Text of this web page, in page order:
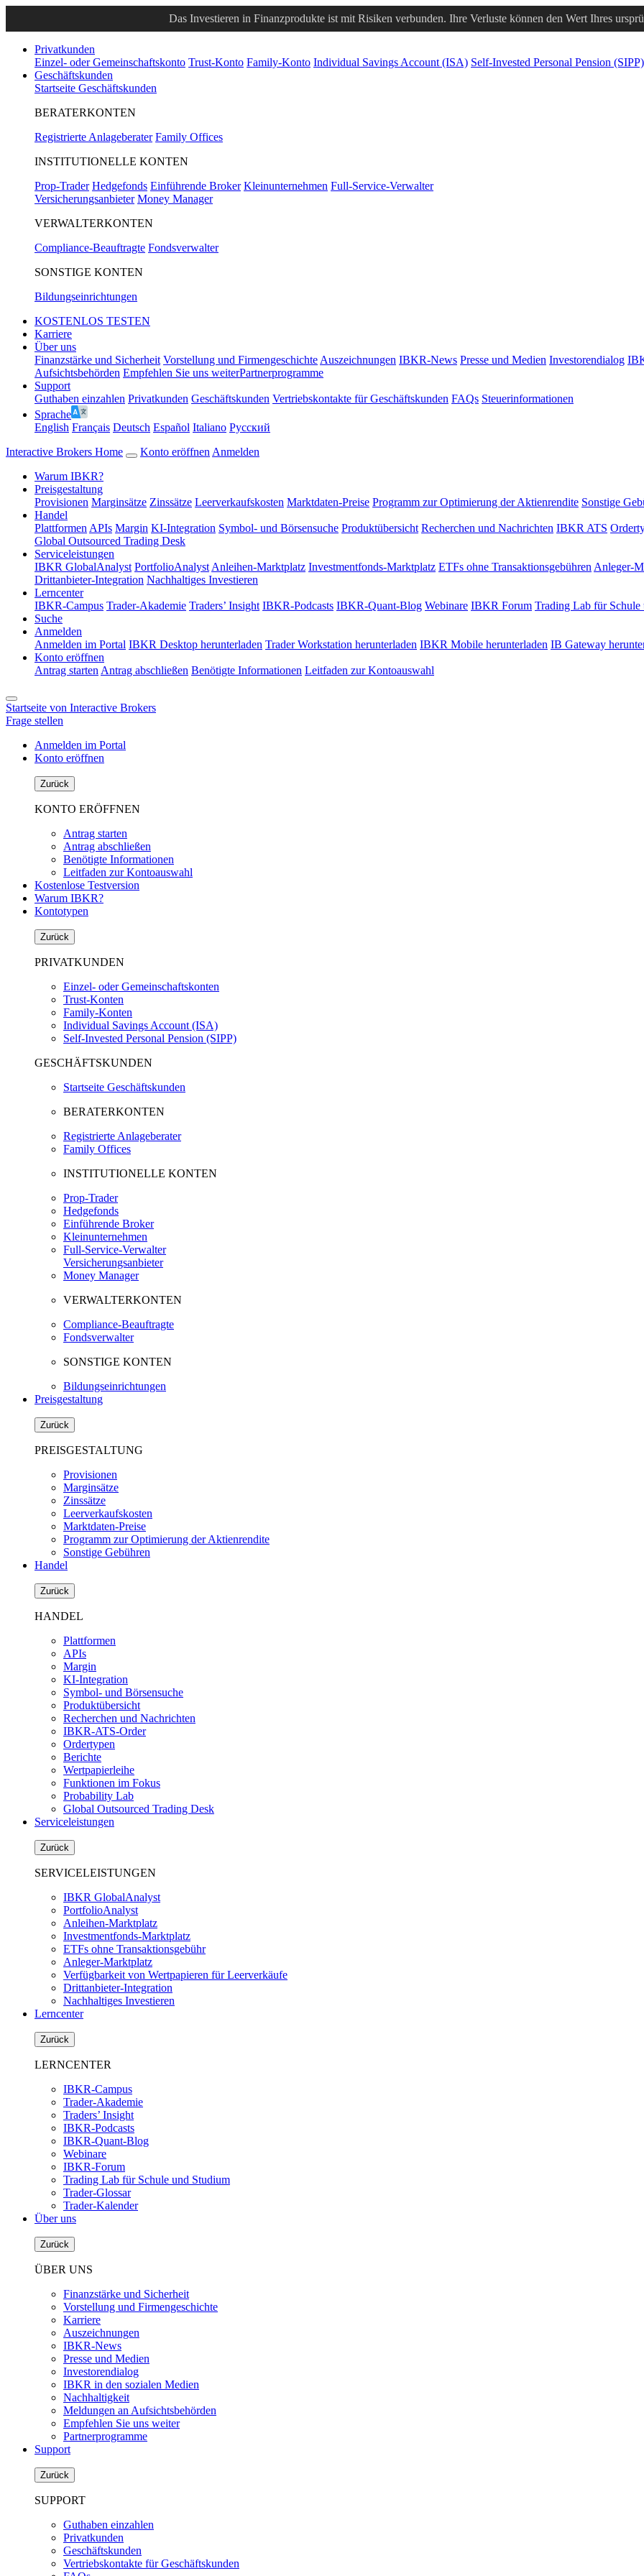
Das Investieren in Finanzprodukte ist mit Risiken verbunden. Ihre Verluste können den Wert Ihres
Privatkunden
Einzel- oder Gemeinschaftskonto Trust-Konto Family-Konto Individual Savings Account (ISA) Self-Invested Personal Pension (SIPP)
Geschäftskunden
Startseite Geschäftskunden
BERATERKONTEN
Registrierte Anlageberater Family Offices
INSTITUTIONELLE KONTEN
Prop-Trader Hedgefonds Einführende Broker Kleinunternehmen Full-Service-Verwalter
Versicherungsanbieter Money Manager
VERWALTERKONTEN
Compliance-Beauftragte Fondsverwalter
SONSTIGE KONTEN
Bildungseinrichtungen
KOSTENLOS TESTEN
Karriere
Über uns
Finanzstärke und Sicherheit Vorstellung und Firmengeschichte Auszeichnungen IBKR-News Presse und Medien Investorendialog
Aufsichtsbehörden Empfehlen Sie uns weiterPartnerprogramme
Support
Guthaben einzahlen Privatkunden Geschäftskunden Vertriebskontakte für Geschäftskunden FAQs Steuerinformationen
Sprache
English Français Deutsch Español Italiano Pусский
Interactive Brokers Home
Konto eröffnen Anmelden
Warum IBKR?
Preisgestaltung
Provisionen Marginsätze Zinssätze Leerverkaufskosten Marktdaten-Preise Programm zur Optimierung der Aktienrendite Sonstige
Handel
Plattformen APIs Margin KI-Integration Symbol- und Börsensuche Produktübersicht Recherchen und Nachrichten IBKR ATS
Global Outsourced Trading Desk
Serviceleistungen
IBKR GlobalAnalyst PortfolioAnalyst Anleihen-Marktplatz Investmentfonds-Marktplatz ETFs ohne Transaktionsgebühren Anleger-
Drittanbieter-Integration Nachhaltiges Investieren
Lerncenter
IBKR-Campus Trader-Akademie Traders’ Insight IBKR-Podcasts IBKR-Quant-Blog Webinare IBKR Forum Trading Lab für Schule
Suche
Anmelden
Anmelden im Portal IBKR Desktop herunterladen Trader Workstation herunterladen IBKR Mobile herunterladen IB Gateway
Konto eröffnen
Antrag starten Antrag abschließen Benötigte Informationen Leitfaden zur Kontoauswahl
Startseite von Interactive Brokers
Frage stellen
Anmelden im Portal
Konto eröffnen
Zurück
KONTO ERÖFFNEN
Antrag starten
Antrag abschließen
Benötigte Informationen
Leitfaden zur Kontoauswahl
Kostenlose Testversion
Warum IBKR?
Kontotypen
Zurück
PRIVATKUNDEN
Einzel- oder Gemeinschaftskonten
Trust-Konten
Family-Konten
Individual Savings Account (ISA)
Self-Invested Personal Pension (SIPP)
GESCHÄFTSKUNDEN
Startseite Geschäftskunden
BERATERKONTEN
Registrierte Anlageberater
Family Offices
INSTITUTIONELLE KONTEN
Prop-Trader
Hedgefonds
Einführende Broker
Kleinunternehmen
Full-Service-Verwalter
Versicherungsanbieter
Money Manager
VERWALTERKONTEN
Compliance-Beauftragte
Fondsverwalter
SONSTIGE KONTEN
Bildungseinrichtungen
Preisgestaltung
Zurück
PREISGESTALTUNG
Provisionen
Marginsätze
Zinssätze
Leerverkaufskosten
Marktdaten-Preise
Programm zur Optimierung der Aktienrendite
Sonstige Gebühren
Handel
Zurück
HANDEL
Plattformen
APIs
Margin
KI-Integration
Symbol- und Börsensuche
Produktübersicht
Recherchen und Nachrichten
IBKR-ATS-Order
Ordertypen
Berichte
Wertpapierleihe
Funktionen im Fokus
Probability Lab
Global Outsourced Trading Desk
Serviceleistungen
Zurück
SERVICELEISTUNGEN
IBKR GlobalAnalyst
PortfolioAnalyst
Anleihen-Marktplatz
Investmentfonds-Marktplatz
ETFs ohne Transaktionsgebühr
Anleger-Marktplatz
Verfügbarkeit von Wertpapieren für Leerverkäufe
Drittanbieter-Integration
Nachhaltiges Investieren
Lerncenter
Zurück
LERNCENTER
IBKR-Campus
Trader-Akademie
Traders’ Insight
IBKR-Podcasts
IBKR-Quant-Blog
Webinare
IBKR-Forum
Trading Lab für Schule und Studium
Trader-Glossar
Trader-Kalender
Über uns
Zurück
ÜBER UNS
Finanzstärke und Sicherheit
Vorstellung und Firmengeschichte
Karriere
Auszeichnungen
IBKR-News
Presse und Medien
Investorendialog
IBKR in den sozialen Medien
Nachhaltigkeit
Meldungen an Aufsichtsbehörden
Empfehlen Sie uns weiter
Partnerprogramme
Support
Zurück
SUPPORT
Guthaben einzahlen
Privatkunden
Geschäftskunden
Vertriebskontakte für Geschäftskunden